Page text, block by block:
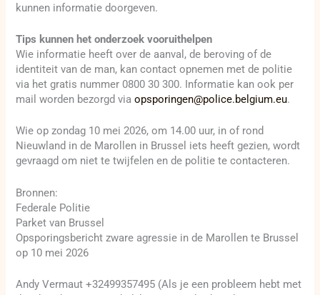
kunnen informatie doorgeven.
Tips kunnen het onderzoek vooruithelpen
Wie informatie heeft over de aanval, de beroving of de
identiteit van de man, kan contact opnemen met de politie
via het gratis nummer 0800 30 300. Informatie kan ook per
mail worden bezorgd viaopsporingen@police.belgium.eu.
Wie op zondag 10 mei 2026, om 14.00 uur, in of rond
Nieuwland in de Marollen in Brussel iets heeft gezien, wordt
gevraagd om niet te twijfelen en de politie te contacteren.
Bronnen:
Federale Politie
Parket van Brussel
Opsporingsbericht zware agressie in de Marollen te Brussel
op 10 mei 2026
Andy Vermaut +32499357495 (Als je een probleem hebt met